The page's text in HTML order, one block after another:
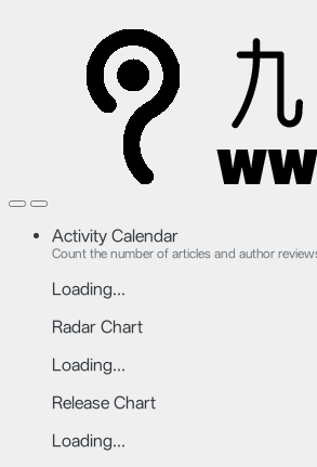
Activity Calendar
Count the number of articles and author
Loading...
Radar Chart
Loading...
Release Chart
Loading...